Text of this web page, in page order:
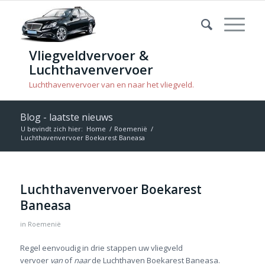
Vliegveldvervoer &
Luchthavenvervoer
Luchthavenvervoer van en naar het vliegveld.
Blog - laatste nieuws
U bevindt zich hier: Home / Roemenië /
Luchthavenvervoer Boekarest Baneasa
Luchthavenvervoer Boekarest
Baneasa
in Roemenië
Regel eenvoudig in drie stappen uw vliegveld
vervoer van ofnaarde Luchthaven Boekarest Baneasa.